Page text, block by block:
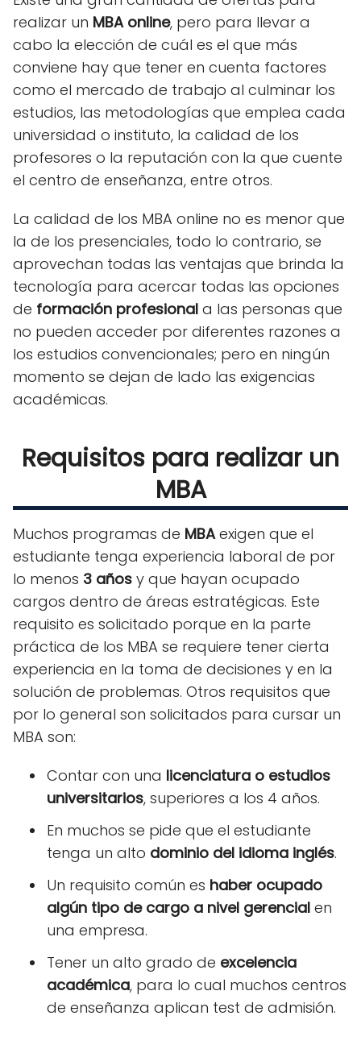
realizar un MBA online, pero para llevar a
cabo la elección de cuál es el que más
conviene hay que tener en cuenta factores
como el mercado de trabajo al culminar los
estudios, las metodologías que emplea cada
universidad o instituto, la calidad de los
profesores o la reputación con la que cuente
el centro de enseñanza, entre otros.
La calidad de los MBA online no es menor que
la de los presenciales, todo lo contrario, se
aprovechan todas las ventajas que brinda la
tecnología para acercar todas las opciones
de formación profesional a las personas que
no pueden acceder por diferentes razones a
los estudios convencionales; pero en ningún
momento se dejan de lado las exigencias
académicas.
Requisitos para realizar un
MBA
Muchos programas de MBAexigen que el
estudiante tenga experiencia laboral de por
lo menos 3 años y que hayan ocupado
cargos dentro de áreas estratégicas. Este
requisito es solicitado porque en la parte
práctica de los MBA se requiere tener cierta
experiencia en la toma de decisiones y en la
solución de problemas. Otros requisitos que
por lo general son solicitados para cursar un
MBA son:
Contar con una licenciatura o estudios
universitarios, superiores a los 4 años.
En muchos se pide que el estudiante
tenga un alto dominio del idioma inglés.
Un requisito común es haber ocupado
algún tipo de cargo a nivel gerencial en
una empresa.
Tener un alto grado de excelencia
académica, para lo cual muchos centros
de enseñanza aplican test de admisión.